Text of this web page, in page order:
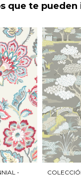
que te pueden
-